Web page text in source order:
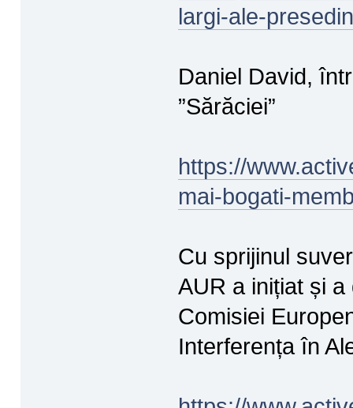
largi-ale-
Daniel David,
”Sărăciei”
https://
mai-bogati-
Cu sprijinul
AUR a inițiat și
Comisiei
Interferența în